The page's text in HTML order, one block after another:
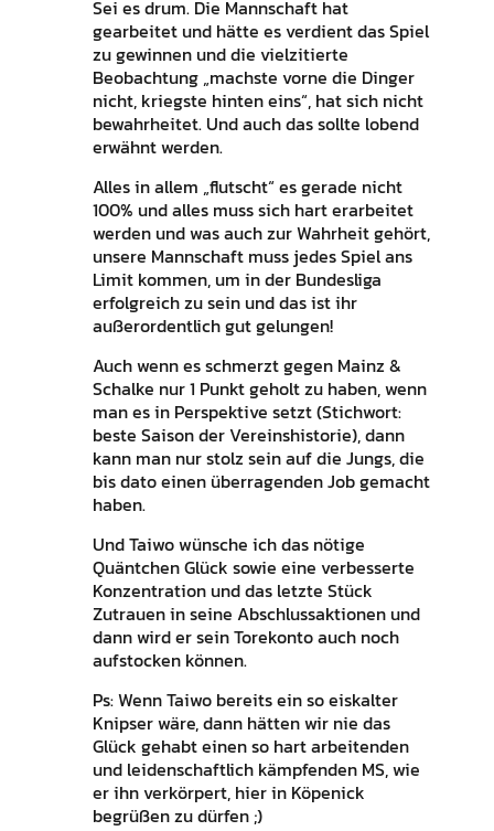
Sei es drum. Die Mannschaft hat
gearbeitet und hätte es verdient das Spiel
zu gewinnen und die vielzitierte
Beobachtung „machste vorne die Dinger
nicht, kriegste hinten eins“, hat sich nicht
bewahrheitet. Und auch das sollte lobend
erwähnt werden.
Alles in allem „flutscht“ es gerade nicht
100% und alles muss sich hart erarbeitet
werden und was auch zur Wahrheit gehört,
unsere Mannschaft muss jedes Spiel ans
Limit kommen, um in der Bundesliga
erfolgreich zu sein und das ist ihr
außerordentlich gut gelungen!
Auch wenn es schmerzt gegen Mainz &
Schalke nur 1 Punkt geholt zu haben, wenn
man es in Perspektive setzt (Stichwort:
beste Saison der Vereinshistorie), dann
kann man nur stolz sein auf die Jungs, die
bis dato einen überragenden Job gemacht
haben.
Und Taiwo wünsche ich das nötige
Quäntchen Glück sowie eine verbesserte
Konzentration und das letzte Stück
Zutrauen in seine Abschlussaktionen und
dann wird er sein Torekonto auch noch
aufstocken können.
Ps: Wenn Taiwo bereits ein so eiskalter
Knipser wäre, dann hätten wir nie das
Glück gehabt einen so hart arbeitenden
und leidenschaftlich kämpfenden MS, wie
er ihn verkörpert, hier in Köpenick
begrüßen zu dürfen ;)